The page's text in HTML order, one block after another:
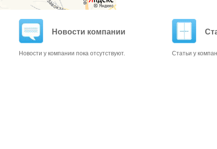
Новости компании
Новости у компании пока отсутствуют. Статьи у